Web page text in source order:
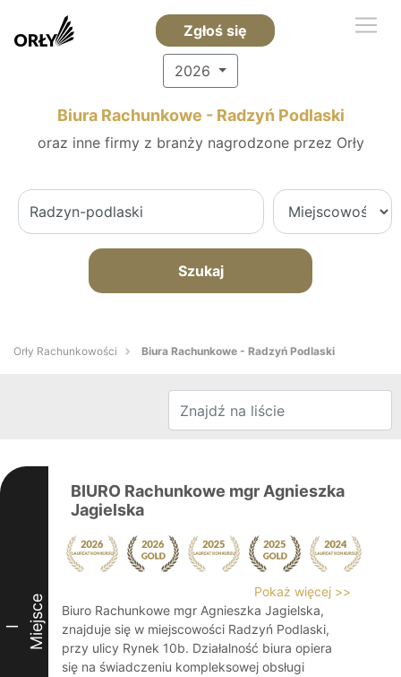
Zgłoś się
2026
Biura Rachunkowe - Radzyń Podlaski
oraz inne firmy z branży nagrodzone przez Orły
Szukaj
Orły Rachunkowości Biura Rachunkowe - Radzyń Podlaski
I Miejsce
BIURO Rachunkowe mgr Agnieszka
Jagielska
Pokaż więcej >>
Biuro Rachunkowe mgr Agnieszka Jagielska,
znajduje się w miejscowości Radzyń Podlaski,
przy ulicy Rynek 10b. Działalność biura opiera
się na świadczeniu kompleksowej obsługi